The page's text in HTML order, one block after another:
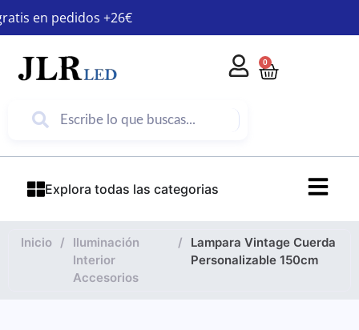
en pedidos +26€
0
Explora todas las categorias
Inicio /
Iluminación
Interior
Accesorios
/
Lampara Vintage Cuerda
Personalizable 150cm